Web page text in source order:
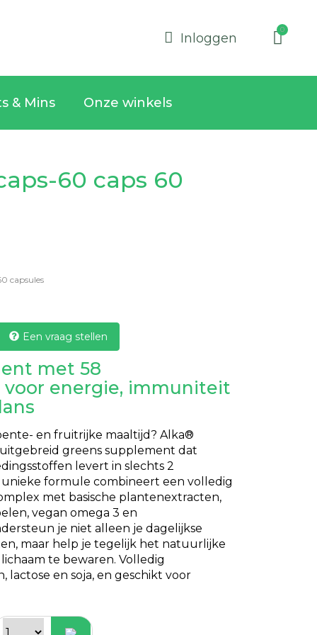
Inloggen
& Mins Onze winkels
60 caps 60
capsules
Een vraag stellen
met 58
energie, immuniteit
en fruitrijke maaltijd? Alka®
uitgebreid greens supplement dat
levert in slechts 2
unieke formule combineert een volledig
met basische plantenextracten,
vegan omega 3 en
je niet alleen je dagelijkse
maar help je tegelijk het natuurlijke
te bewaren. Volledig
lactose en soja, en geschikt voor